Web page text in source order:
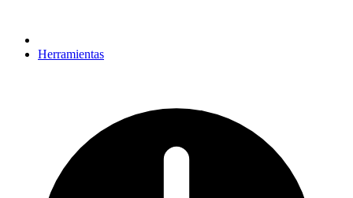
Herramientas